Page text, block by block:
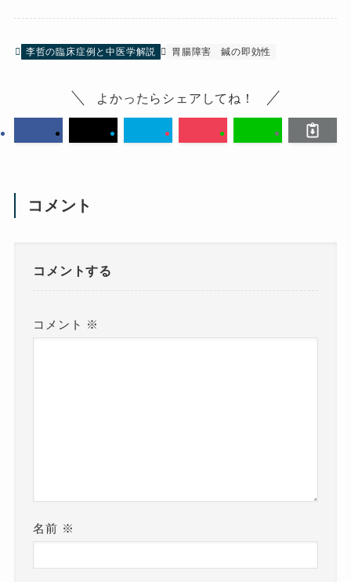
李哲の臨床症例と中医学解説 胃腸障害 鍼の即効性
よかったらシェアしてね！
コメント
コメントする
コメント ※
名前 ※